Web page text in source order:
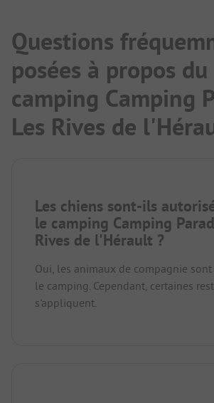
Questions
posées à propos du
camping Camping
Les Rives de
Les chiens sont-ils
le camping Camping
Rives de l'Hérault ?
Oui, les animaux de compagnie
le camping. Cependant, certaines
s'appliquent.